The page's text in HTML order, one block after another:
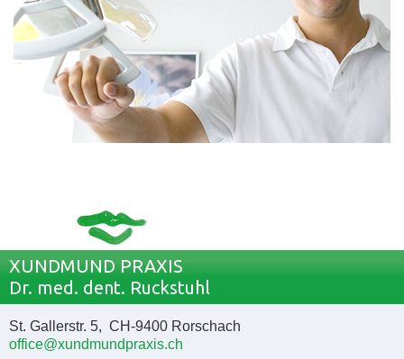
XUNDMUND PRAXIS
Dr. med. dent. Ruckstuhl
St. Gallerstr. 5, CH-9400 Rorschach
office@xundmundpraxis.ch